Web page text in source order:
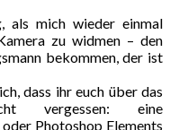
als mich wieder einmal
zu widmen – den
bekommen, der ist
dass ihr euch über das
vergessen: eine
Photoshop Elements